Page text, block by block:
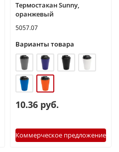
Термоcтакан Sunny,
оранжевый
5057.07
Варианты товара
10.36 руб.
Коммерческое предложение